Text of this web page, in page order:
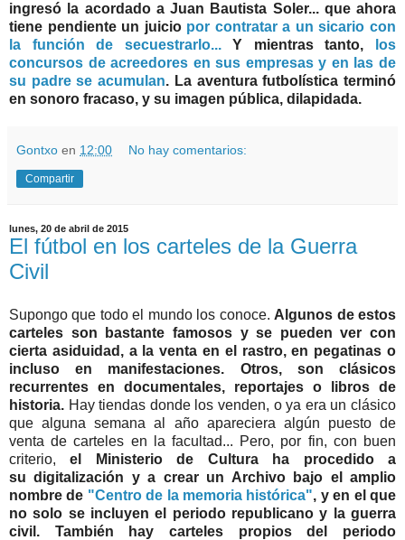
ingresó la acordado a Juan Bautista Soler... que ahora
tiene pendiente un juicio por contratar a un sicario con
la función de secuestrarlo...Y mientras tanto,
los
concursos de acreedores en sus empresas y en las de
su padre se acumulan. La aventura futbolística terminó
en sonoro fracaso, y su imagen pública, dilapidada.
Gontxo en 12:00 No hay comentarios:
Compartir
lunes, 20 de abril de 2015
El fútbol en los carteles de la Guerra
Civil
Supongo que todo el mundo los conoce. Algunos de estos
carteles son bastante famosos y se pueden ver con
cierta asiduidad, a la venta en el rastro, en pegatinas o
incluso en manifestaciones. Otros, son clásicos
recurrentes en documentales, reportajes o libros de
historia. Hay tiendas donde los venden, o ya era un clásico
que alguna semana al año apareciera algún puesto de
venta de carteles en la facultad... Pero, por fin, con buen
criterio,el Ministerio de Cultura ha procedido a
su digitalización y a crear un Archivo bajo el amplio
nombre de "Centro de la memoria histórica", y en el que
no solo se incluyen el periodo republicano y la guerra
civil. También hay carteles propios del periodo